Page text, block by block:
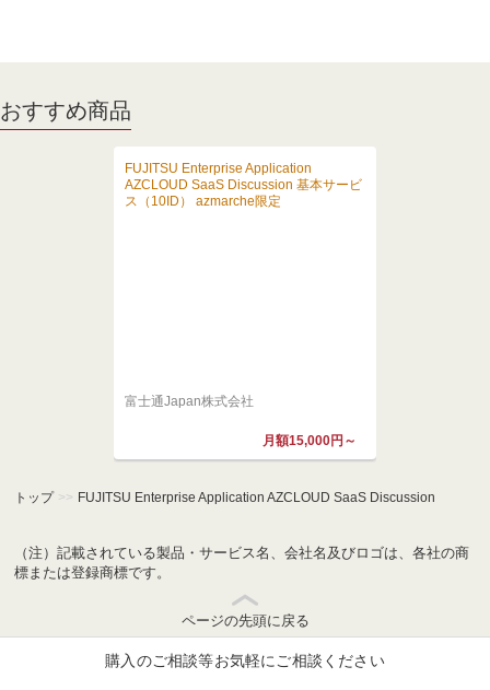
おすすめ商品
FUJITSU Enterprise Application
AZCLOUD SaaS Discussion 基本サービ
ス（10ID） azmarche限定
富士通Japan株式会社
月額15,000円～
トップ >> FUJITSU Enterprise Application AZCLOUD SaaS Discussion
（注）記載されている製品・サービス名、会社名及びロゴは、各社の商
標または登録商標です。
ページの先頭に戻る
購入のご相談等お気軽にご相談ください